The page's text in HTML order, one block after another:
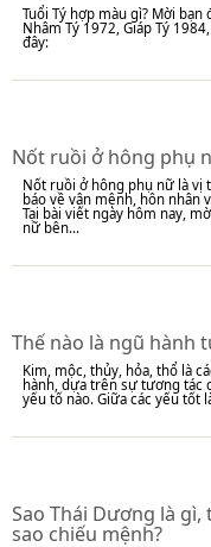
Tuổi Tý hợp màu gì? Mời bạn
Nhâm Tý 1972, Giáp Tý
đây:
Nốt ruồi ở hông phụ
Nốt ruồi ở hông phụ nữ là vị
báo về vận mệnh, hôn nhân
Tại bài viết ngày hôm nay,
nữ bên...
Thế nào là ngũ hành
Kim, mộc, thủy, hỏa, thổ là
hành, dựa trên sự tương tác
yếu tố nào. Giữa các yếu tốt
Sao Thái Dương là gì,
sao chiếu mệnh?